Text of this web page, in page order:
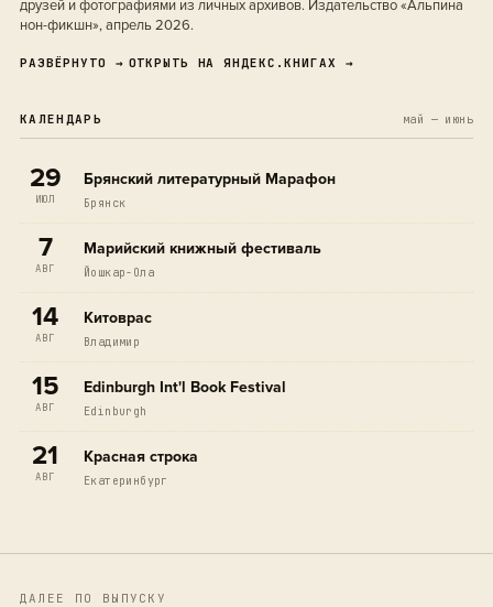
друзей и фотографиями из личных архивов. Издательство «Альпина
нон-фикшн», апрель 2026.
РАЗВЁРНУТО → ОТКРЫТЬ НА ЯНДЕКС.КНИГАХ →
КАЛЕНДАРЬ май — июнь
29
ИЮЛ
Брянский литературный Марафон
Брянск
7
АВГ
Марийский книжный фестиваль
Йошкар-Ола
14
АВГ
Китоврас
Владимир
15
АВГ
Edinburgh Int'l Book Festival
Edinburgh
21
АВГ
Красная строка
Екатеринбург
ДАЛЕЕ ПО ВЫПУСКУ